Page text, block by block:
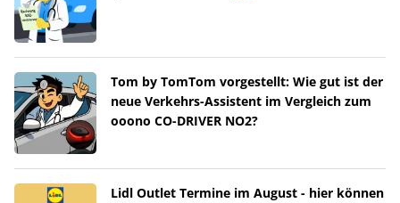
Tom by TomTom vorgestellt: Wie gut ist der
neue Verkehrs-Assistent im Vergleich zum
ooono CO-DRIVER NO2?
Lidl Outlet Termine im August - hier können